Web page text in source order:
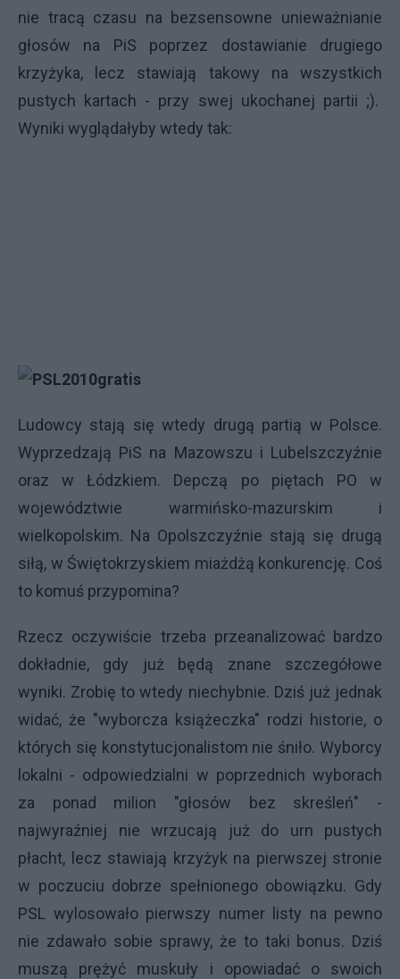
nie tracą czasu na bezsensowne unieważnianie
głosów na PiS poprzez dostawianie drugiego
krzyżyka, lecz stawiają takowy na wszystkich
pustych kartach - przy swej ukochanej partii ;).
Wyniki wyglądałyby wtedy tak:
Ludowcy stają się wtedy drugą partią w Polsce.
Wyprzedzają PiS na Mazowszu i Lubelszczyźnie
oraz w Łódzkiem. Depczą po piętach PO w
województwie warmińsko-mazurskim i
wielkopolskim. Na Opolszczyźnie stają się drugą
siłą, w Świętokrzyskiem miażdżą konkurencję. Coś
to komuś przypomina?
Rzecz oczywiście trzeba przeanalizować bardzo
dokładnie, gdy już będą znane szczegółowe
wyniki. Zrobię to wtedy niechybnie. Dziś już jednak
widać, że "wyborcza książeczka" rodzi historie, o
których się konstytucjonalistom nie śniło. Wyborcy
lokalni - odpowiedzialni w poprzednich wyborach
za ponad milion "głosów bez skreśleń" -
najwyraźniej nie wrzucają już do urn pustych
płacht, lecz stawiają krzyżyk na pierwszej stronie
w poczuciu dobrze spełnionego obowiązku. Gdy
PSL wylosowało pierwszy numer listy na pewno
nie zdawało sobie sprawy, że to taki bonus. Dziś
muszą prężyć muskuły i opowiadać o swoich